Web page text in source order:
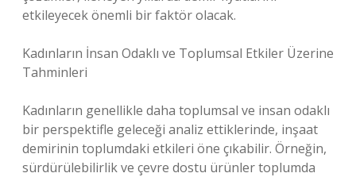
etkileyecek önemli bir faktör olacak.
Kadınların İnsan Odaklı ve Toplumsal Etkiler Üzerine
Tahminleri
Kadınların genellikle daha toplumsal ve insan odaklı
bir perspektifle geleceği analiz ettiklerinde, inşaat
demirinin toplumdaki etkileri öne çıkabilir. Örneğin,
sürdürülebilirlik ve çevre dostu ürünler toplumda